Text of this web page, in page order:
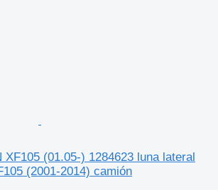
XF105 (01.05-) 1284623 luna lateral
(2001-2014) camión